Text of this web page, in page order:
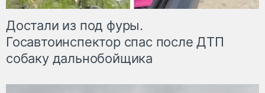
Достали из под фуры.
Госавтоинспектор спас после ДТП
собаку дальнобойщика